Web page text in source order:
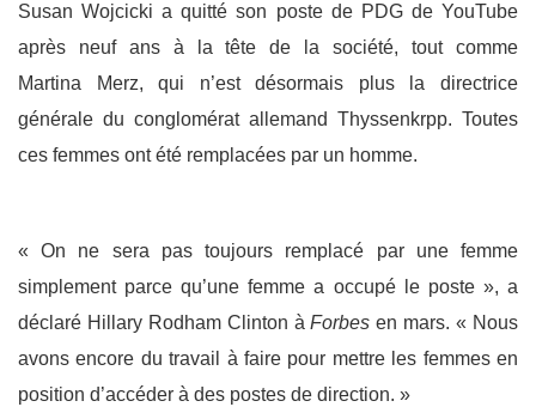
Susan Wojcicki a quitté son poste de PDG de YouTube
après neuf ans à la tête de la société, tout comme
Martina Merz, qui n’est désormais plus la directrice
générale du conglomérat allemand Thyssenkrpp. Toutes
ces femmes ont été remplacées par un homme.
« On ne sera pas toujours remplacé par une femme
simplement parce qu’une femme a occupé le poste », a
déclaré Hillary Rodham Clinton àForbes en mars. « Nous
avons encore du travail à faire pour mettre les femmes en
position d’accéder à des postes de direction. »